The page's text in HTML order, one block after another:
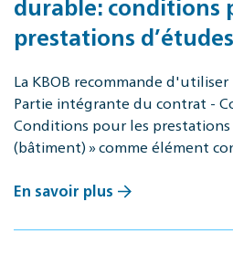
durable: conditions
prestations
La KBOB recommande
Partie intégrante du contrat -
Conditions pour les
(bâtiment) » comme élément
En savoir plus